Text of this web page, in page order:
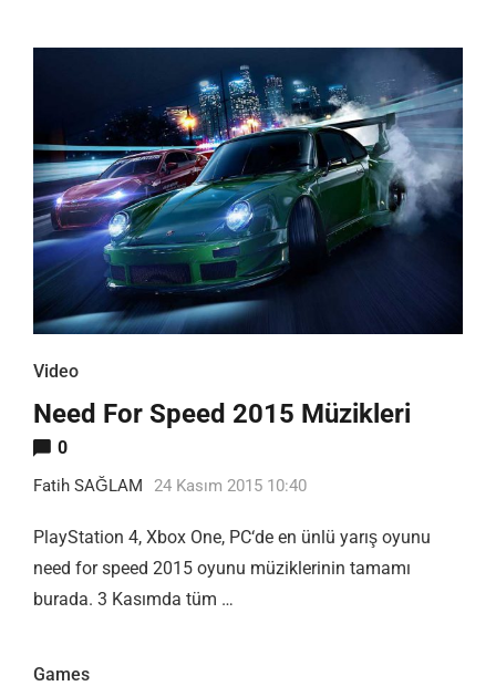
Video
Need For Speed 2015 Müzikleri
0
Fatih SAĞLAM 24 Kasım 2015 10:40
PlayStation 4, Xbox One, PC‘de en ünlü yarış oyunu
need for speed 2015 oyunu müziklerinin tamamı
burada. 3 Kasımda tüm …
Games